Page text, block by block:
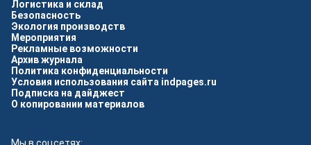
Логистика и склад
Безопасность
Экология производств
Мероприятия
Рекламные возможности
Архив журнала
Политика конфиденциальности
Условия использования сайта indpages.ru
Подписка на дайджест
О копировании материалов